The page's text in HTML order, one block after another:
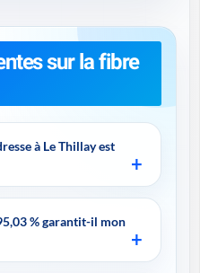
sur la fibre
à Le Thillay est
% garantit-il mon